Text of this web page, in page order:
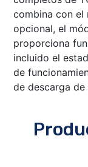
combina con el
opcional, el
proporciona
incluido el
de
de descarga de